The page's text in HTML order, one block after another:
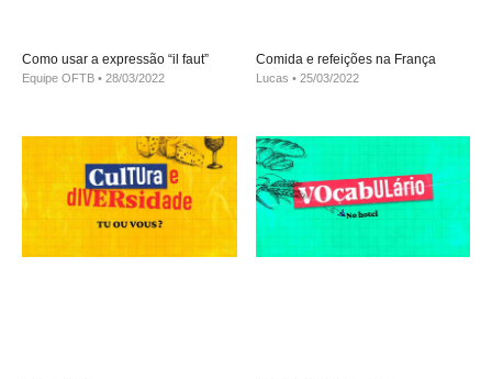
Como usar a expressão “il faut”
Equipe OFTB 28/03/2022
Comida e refeições na França
Lucas 25/03/2022